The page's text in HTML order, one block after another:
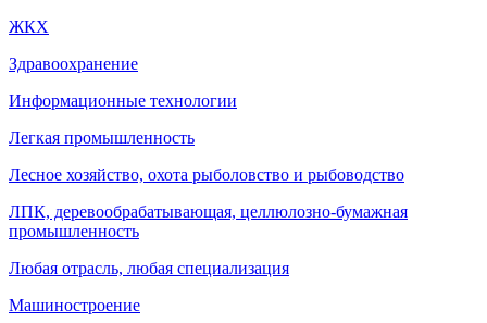
ЖКХ
Здравоохранение
Информационные технологии
Легкая промышленность
Лесное хозяйство, охота рыболовство и рыбоводство
ЛПК, деревообрабатывающая, целлюлозно-бумажная
промышленность
Любая отрасль, любая специализация
Машиностроение